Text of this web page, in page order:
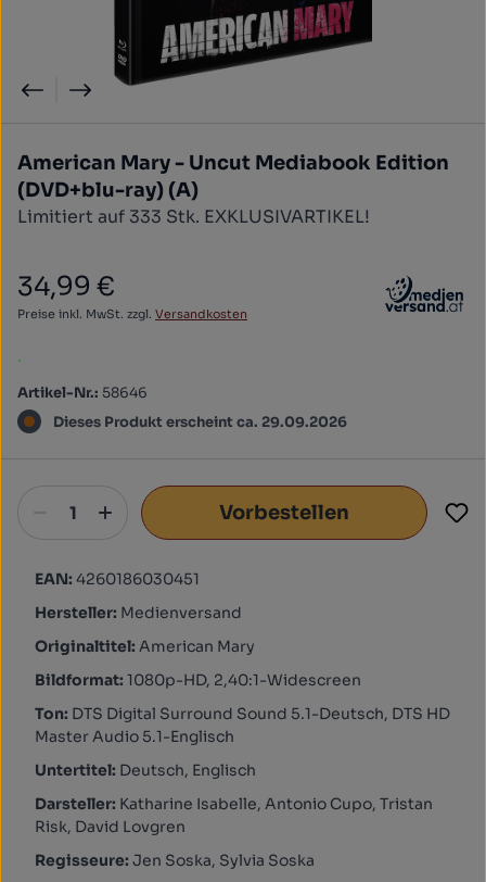
American Mary - Uncut Mediabook Edition
(DVD+blu-ray) (A)
Limitiert auf 333 Stk. EXKLUSIVARTIKEL!
Regulärer Preis:
34,99 €
Preise inkl. MwSt. zzgl. Versandkosten
.
Artikel-Nr.: 58646
Dieses Produkt erscheint ca. 29.09.2026
Vorbestellen
EAN: 4260186030451
Hersteller: Medienversand
Originaltitel: American Mary
Bildformat: 1080p-HD, 2,40:1-Widescreen
Ton: DTS Digital Surround Sound 5.1-Deutsch, DTS HD
Master Audio 5.1-Englisch
Untertitel: Deutsch, Englisch
Darsteller: Katharine Isabelle, Antonio Cupo, Tristan
Risk, David Lovgren
Regisseure: Jen Soska, Sylvia Soska